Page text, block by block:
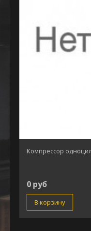
Компрессор
0 руб
В корзину